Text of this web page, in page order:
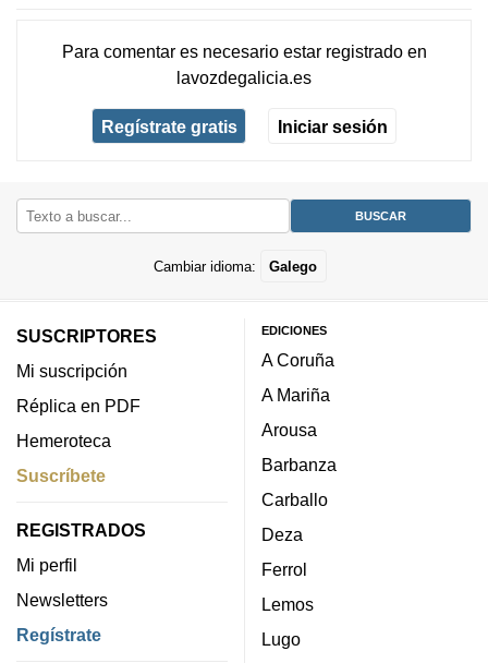
Para comentar es necesario estar registradoen
lavozdegalicia.es
Regístrate gratis Iniciar sesión
Cambiar idioma: Galego
SUSCRIPTORES
Mi suscripción
Réplica en PDF
Hemeroteca
Suscríbete
REGISTRADOS
Mi perfil
Newsletters
Regístrate
EDICIONES
A Coruña
A Mariña
Arousa
Barbanza
Carballo
Deza
Ferrol
Lemos
Lugo